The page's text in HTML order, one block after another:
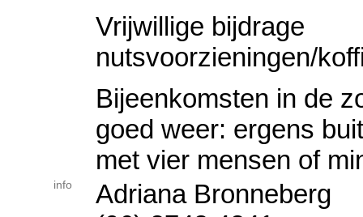
Vrijwillige bijdrage
nutsvoorzieningen/
Bijeenkomsten in de
goed weer: ergens
met vier mensen of
info
Adriana Bronneberg